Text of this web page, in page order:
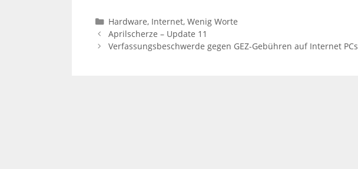
Kategorien
Hardware, Internet, Wenig Worte
Aprilscherze – Update 11
Verfassungsbeschwerde gegen GEZ-Gebühren auf Internet PCs